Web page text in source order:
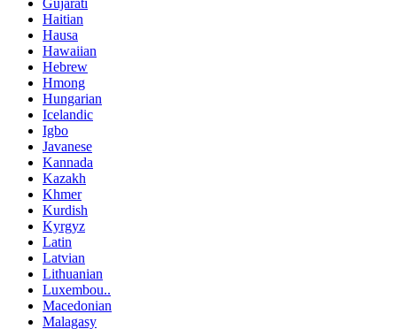
Gujarati
Haitian
Hausa
Hawaiian
Hebrew
Hmong
Hungarian
Icelandic
Igbo
Javanese
Kannada
Kazakh
Khmer
Kurdish
Kyrgyz
Latin
Latvian
Lithuanian
Luxembou..
Macedonian
Malagasy